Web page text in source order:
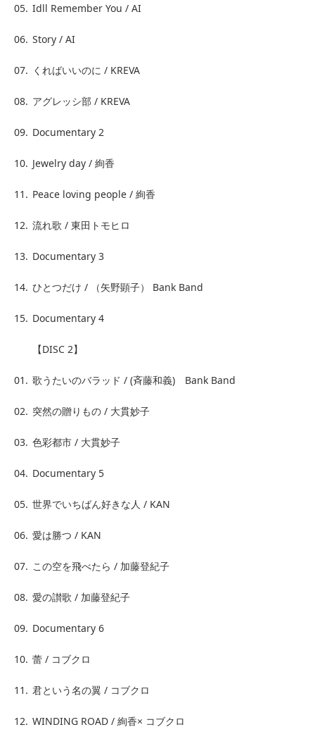
05. Idll Remember You / AI
06. Story / AI
07. くればいいのに / KREVA
08. アグレッシ部 / KREVA
09. Documentary 2
10. Jewelry day / 絢香
11. Peace loving people / 絢香
12. 流れ歌 / 東田トモヒロ
13. Documentary 3
14. ひとつだけ / （矢野顕子） Bank Band
15. Documentary 4
【DISC 2】
01. 歌うたいのバラッド / (斉藤和義) Bank Band
02. 突然の贈りもの / 大貫妙子
03. 色彩都市 / 大貫妙子
04. Documentary 5
05. 世界でいちばん好きな人 / KAN
06. 愛は勝つ / KAN
07. この空を飛べたら / 加藤登紀子
08. 愛の讃歌 / 加藤登紀子
09. Documentary 6
10. 蕾 / コブクロ
11. 君という名の翼 / コブクロ
12. WINDING ROAD / 絢香× コブクロ